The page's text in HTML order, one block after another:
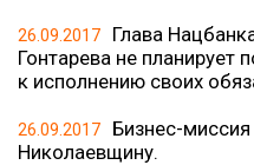
26.09.2017
Глава
Гонтарева не планирует
к исполнению своих
26.09.2017
Бизнес-миссия
Николаевщину.